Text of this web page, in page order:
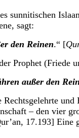
sunnitischen
sagt:
den Reinen.“ [
Prophet (Friede
außer den
und
– den vier
17.193]